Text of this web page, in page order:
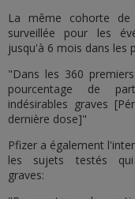
La même cohorte
surveillée pour les
jusqu'à 6 mois dans les
"Dans les 360
pourcentage de
indésirables graves
dernière dose]"
Pfizer a également
les sujets testés qui
graves: